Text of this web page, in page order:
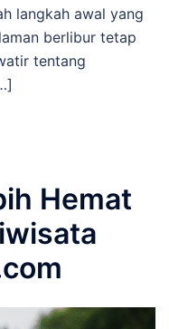
langkah awal yang
berlibur tetap
tentang
Hemat